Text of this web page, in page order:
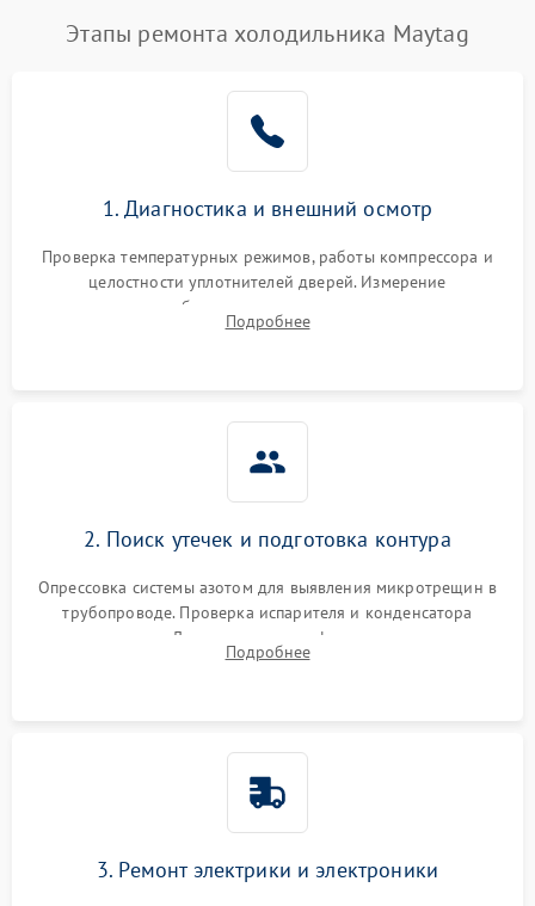
Этапы ремонта холодильника Maytag
1. Диагностика и внешний осмотр
Проверка температурных режимов, работы компрессора и
целостности уплотнителей дверей. Измерение
сопротивления обмоток мотора, проверка термостата и
считывание кодов ошибок с электронного дисплея.
Подробнее
2. Поиск утечек и подготовка контура
Опрессовка системы азотом для выявления микротрещин в
трубопроводе. Проверка испарителя и конденсатора
течеискателем. Демонтаж старого фильтра-осушителя и
продувка капиллярной трубки для устранения засоров.
Подробнее
3. Ремонт электрики и электроники